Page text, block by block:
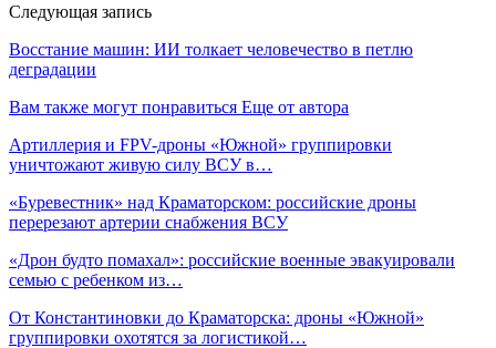
Следующая запись
Восстание машин: ИИ толкает человечество в петлю
деградации
Вам также могут понравиться Еще от автора
Артиллерия и FPV-дроны «Южной» группировки
уничтожают живую силу ВСУ в…
«Буревестник» над Краматорском: российские дроны
перерезают артерии снабжения ВСУ
«Дрон будто помахал»: российские военные эвакуировали
семью с ребенком из…
От Константиновки до Краматорска: дроны «Южной»
группировки охотятся за логистикой…